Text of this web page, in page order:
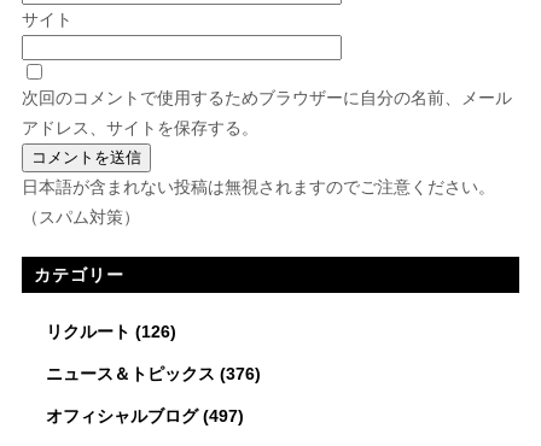
サイト
次回のコメントで使用するためブラウザーに自分の名前、メール
アドレス、サイトを保存する。
日本語が含まれない投稿は無視されますのでご注意ください。
（スパム対策）
カテゴリー
リクルート (126)
ニュース＆トピックス (376)
オフィシャルブログ(497)